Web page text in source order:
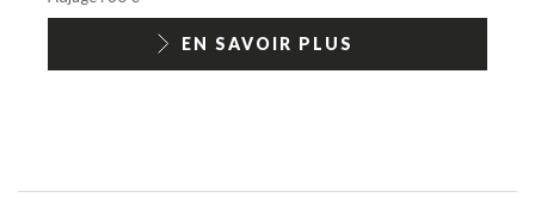
EN SAVOIR PLUS